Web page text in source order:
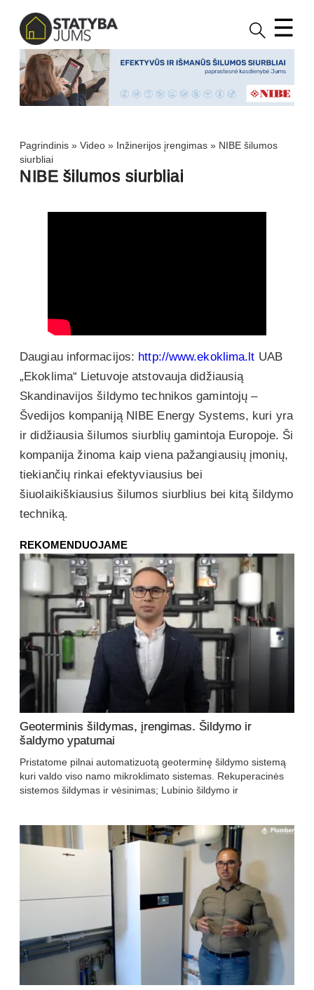
☰
Pagrindinis » Video » Inžinerijos įrengimas » NIBE šilumos
siurbliai
NIBE šilumos siurbliai
Daugiau informacijos: http://www.ekoklima.lt UAB
„Ekoklima“ Lietuvoje atstovauja didžiausią
Skandinavijos šildymo technikos gamintojų –
Švedijos kompaniją NIBE Energy Systems, kuri yra
ir didžiausia šilumos siurblių gamintoja Europoje. Ši
kompanija žinoma kaip viena pažangiausių įmonių,
tiekiančių rinkai efektyviausius bei
šiuolaikiškiausius šilumos siurblius bei kitą šildymo
techniką.
REKOMENDUOJAME
Geoterminis šildymas, įrengimas. Šildymo ir
šaldymo ypatumai
Pristatome pilnai automatizuotą geoterminę šildymo sistemą
kuri valdo viso namo mikroklimato sistemas. Rekuperacinės
sistemos šildymas ir vėsinimas; Lubinio šildymo ir